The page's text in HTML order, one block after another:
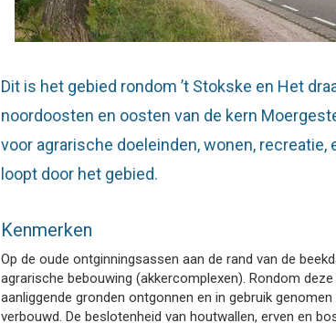
Dit is het gebied rondom ’t Stokske en Het
noordoosten en oosten van de kern
voor agrarische doeleinden, wonen, recreatie,
loopt door het gebied.
Kenmerken
Op de oude ontginningsassen aan de rand van de
agrarische bebouwing (akkercomplexen). Rondom
aanliggende gronden ontgonnen en in gebruik
verbouwd. De beslotenheid van houtwallen, erven en